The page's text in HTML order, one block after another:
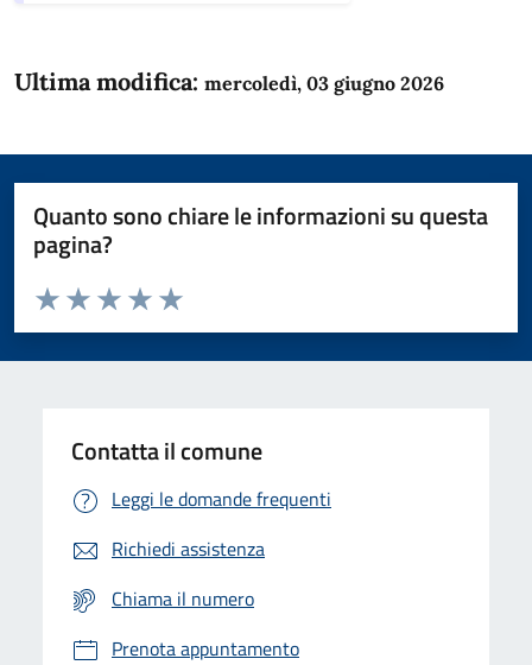
Ultima modifica: mercoledì, 03 giugno 2026
Quanto sono chiare le informazioni su questa
pagina?
Domanda
Valuta da 1 a 5 stelle la pagina
Valuta 5 stelle su 5
Valuta 4 stelle su 5
Valuta 3 stelle su 5
Valuta 2 stelle su 5
Valuta 1 stelle su 5
Contatta il comune
Leggi le domande frequenti
Richiedi assistenza
Chiama il numero
Prenota appuntamento